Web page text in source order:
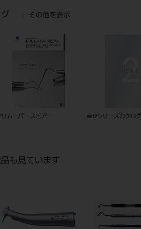
その他を表示
リムーバー スピアー est2シリーズカタログ
も見ています